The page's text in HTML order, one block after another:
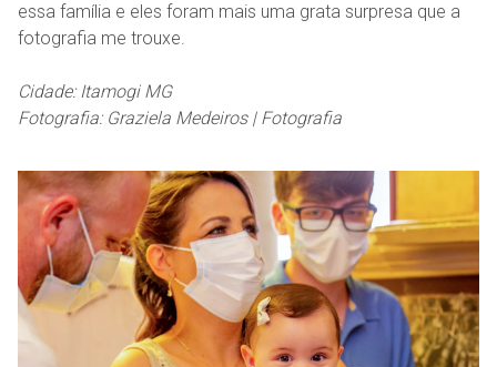
essa família e eles foram mais uma grata surpresa que a
fotografia me trouxe.
Cidade: Itamogi MG
Fotografia: Graziela Medeiros | Fotografia